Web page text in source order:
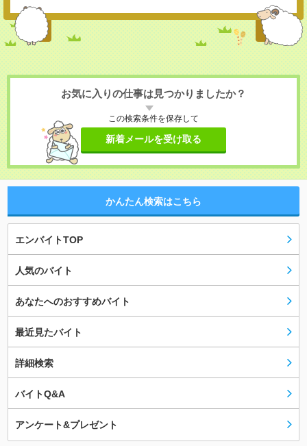
お気に入りの仕事は見つかりましたか？
この検索条件を保存して
新着メールを受け取る
かんたん検索はこちら
エンバイトTOP
人気のバイト
あなたへのおすすめバイト
最近見たバイト
詳細検索
バイトQ&A
アンケート&プレゼント